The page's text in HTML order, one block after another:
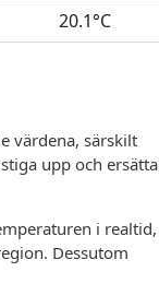
20.1°C
värdena, särskilt
upp och ersätta
i realtid,
Dessutom